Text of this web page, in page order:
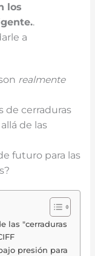
los
.
a
realmente
de cerraduras
de las
futuro para las
las "cerraduras
presión para